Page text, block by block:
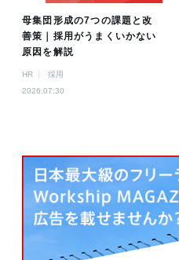
母集団形成の7つの課題と改
善策｜採用がうまくいかない
原因を解説
HR
採用
2026.07.30